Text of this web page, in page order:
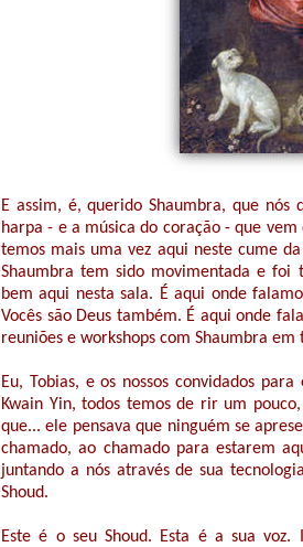
E assim, é, querido Shaumbra, que
harpa - e a música do coração - que
temos mais uma vez aqui neste cume
Shaumbra tem sido movimentada e foi
bem aqui nesta sala. É aqui onde
Vocês são Deus também. É aqui onde
reuniões e workshops com Shaumbra
Eu, Tobias, e os nossos convidados
Kwain Yin, todos temos de rir um
que... ele pensava que ninguém se
chamado, ao chamado para estarem
juntando a nós através de sua
Shoud.
Este é o seu Shoud. Esta é a sua